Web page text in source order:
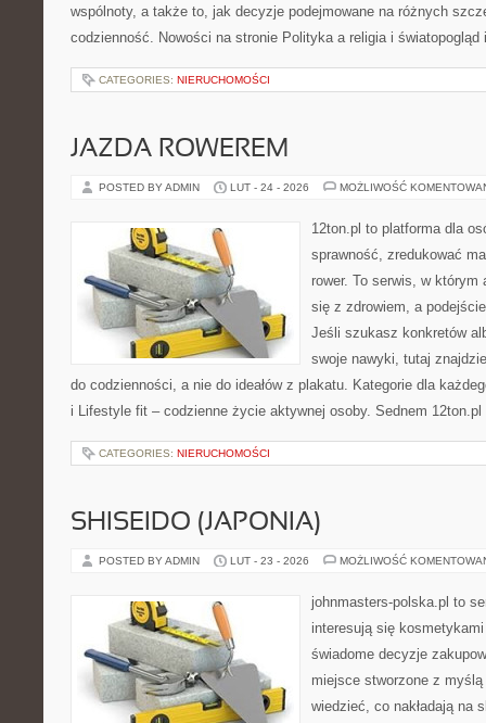
wspólnoty, a także to, jak decyzje podejmowane na różnych
codzienność. Nowości na stronie Polityka a religia i
CATEGORIES: NIERUCHOMOŚCI
JAZDA ROWEREM
POSTED BY ADMIN LUT - 24 - 2026 MOŻLIWOŚĆ
12ton.pl to platforma dla
sprawność, zredukować
rower. To serwis, w
się z zdrowiem, a
Jeśli szukasz konkretów
swoje nawyki, tutaj
do codzienności, a nie do ideałów z plakatu. Kategorie dla
i Lifestyle fit – codzienne życie aktywnej osoby. Sednem
CATEGORIES: NIERUCHOMOŚCI
SHISEIDO (JAPONIA)
POSTED BY ADMIN LUT - 23 - 2026 MOŻLIWOŚĆ
johnmasters-polska.pl to
interesują się
świadome decyzje
miejsce stworzone z
wiedzieć, co nakładają na